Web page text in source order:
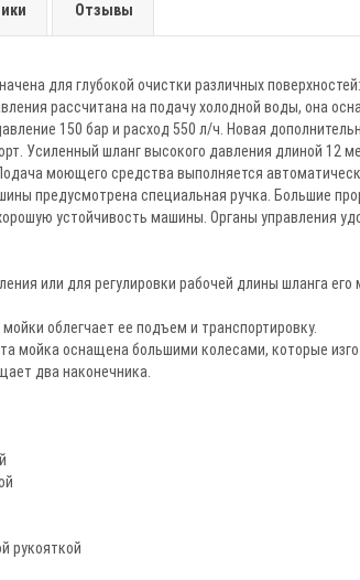
Отзывы
для глубокой очистки различных
рассчитана на подачу холодной воды, она
150 бар и расход 550 л/ч. Новая
Усиленный шланг высокого давления длиной 12
моющего средства выполняется
предусмотрена специальная ручка. Большие
устойчивость машины. Органы управления
или для регулировки рабочей длины шланга
облегчает ее подъем и транспортировку.
мойка оснащена большими колесами, которые
два наконечника.
рукояткой